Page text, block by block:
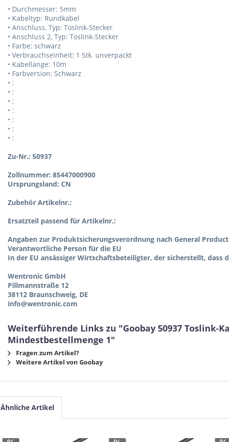
• Durchmesser: 5mm
• Kabeltyp: Rundkabel
• Anschluss, Typ: Toslink-Stecker
• Anschluss 2, Typ: Toslink-Stecker
• Farbe: schwarz
• Verbrauchseinheit: 1 Stk. unverpackt
• Kabellänge: 10m
• Farbversion: Schwarz
• :
• :
• :
• :
• :
• :
• :
Zu-Nr.: 50937
Zollnummer: 85447000900
Ursprungsland: CN
Zubehör Artikelnr.:
Ersatzteil passend für Artikelnr.:
Angaben zur Produktsicherungsverordnung nach General Product
Verantwortliche Person für die EU
In der EU ansässiger Wirtschaftsbeteiligter, der sicherstellt,
Wentronic GmbH
Pillmannstraße 12
38112 Braunschweig, DE
info@wentronic.com
Weiterführende Links zu "Goobay 50937 Toslink-
Mindestbestellmenge 1"
Fragen zum Artikel?
Weitere Artikel von Goobay
Ähnliche Artikel